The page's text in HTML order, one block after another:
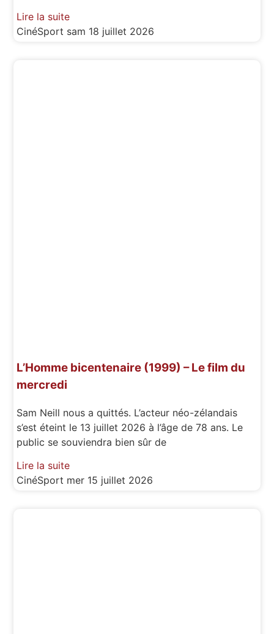
Lire la suite
CinéSport sam 18 juillet 2026
L’Homme bicentenaire (1999) – Le film du
mercredi
Sam Neill nous a quittés. L’acteur néo-zélandais
s’est éteint le 13 juillet 2026 à l’âge de 78 ans. Le
public se souviendra bien sûr de
Lire la suite
CinéSport mer 15 juillet 2026